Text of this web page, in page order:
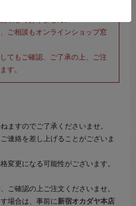
だけるページです。
ご相談もオンラインショップ窓
てもご確認、ご了承の上、ご注
す。
ますのでご了承くださいませ。
連絡を差し上げることがございま
変更になる可能性がございます。
ご確認の上ご注文くださいませ。
場合は、事前に新宿オカダヤ本店